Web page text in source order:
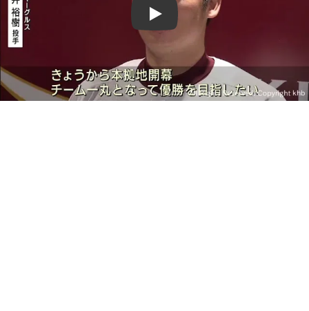
Play